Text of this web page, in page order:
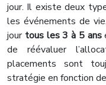
jour. Il existe deux
les événements de
jour tous les 3 à 5 ans
de réévaluer
placements sont
stratégie en fonction